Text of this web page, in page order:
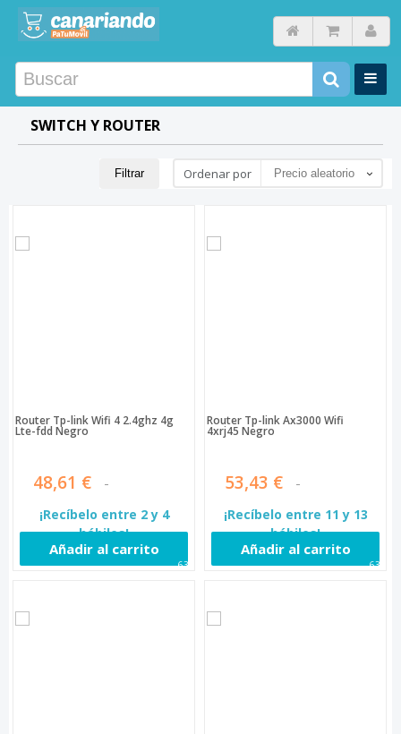
SWITCH Y ROUTER
Filtrar Ordenar por Precio aleatorio
Router Tp-link Wifi 4 2.4ghz 4g
Lte-fdd Negro
48,61 €
¡Recíbelo entre 2 y 4
hábiles!
Añadir al carrito
635
Router Tp-link Ax3000 Wifi
4xrj45 Negro
53,43 €
¡Recíbelo entre 11 y 13
hábiles!
Añadir al carrito
637